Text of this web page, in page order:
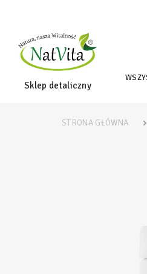
Sklep detaliczny
STRONA GŁÓWNA